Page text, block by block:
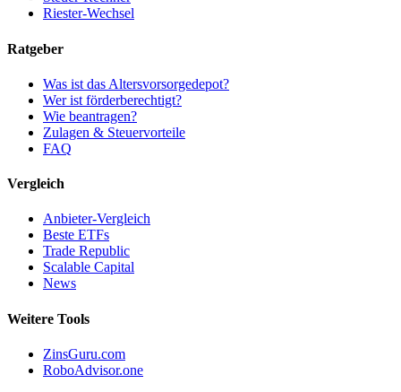
Riester-Wechsel
Ratgeber
Was ist das Altersvorsorgedepot?
Wer ist förderberechtigt?
Wie beantragen?
Zulagen & Steuervorteile
FAQ
Vergleich
Anbieter-Vergleich
Beste ETFs
Trade Republic
Scalable Capital
News
Weitere Tools
ZinsGuru.com
RoboAdvisor.one